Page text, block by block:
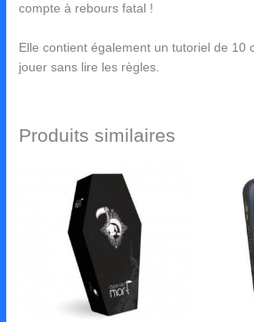
compte à rebours fatal !
Elle contient également un tutoriel de 10
jouer sans lire les règles.
Produits similaires